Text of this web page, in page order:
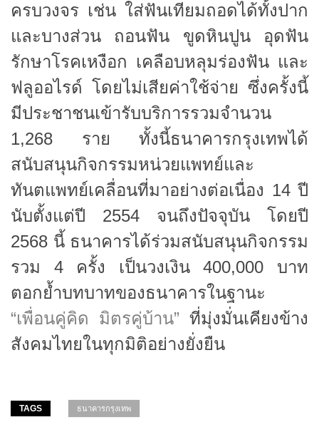
ครบวงจร เช่น ใส่ฟันเทียมถอดได้ทั้งปาก
และบางส่วน ถอนฟัน ขูดหินปูน อุดฟัน
รักษาโรคเหงือก เคลือบหลุมร่องฟัน และ
ฟลูออไรด์ โดยไม่เสียค่าใช้จ่าย ซึ่งครั้งนี้
มีประชาชนเข้ารับบริการรวมจำนวน
1,268 ราย ทั้งนี้ธนาคารกรุงเทพได้
สนับสนุนกิจกรรมหน่วยแพทย์และ
ทันตแพทย์เคลื่อนที่มาอย่างต่อเนื่อง 14 ปี
นับตั้งแต่ปี 2554 จนถึงปัจจุบัน โดยปี
2568 นี้ ธนาคารได้ร่วมสนับสนุนกิจกรรม
รวม 4 ครั้ง เป็นวงเงิน 400,000 บาท
ตอกย้ำบทบาทของธนาคารในฐานะ
“เพื่อนคู่คิด มิตรคู่บ้าน” ที่มุ่งมั่นเคียงข้าง
สังคมไทยในทุกมิติอย่างยั่งยืน
TAGS ธนาคารกรุงเทพ